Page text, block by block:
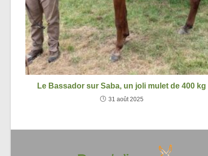
Le Bassador sur Saba, un joli mulet de 400 kg
31 août 2025